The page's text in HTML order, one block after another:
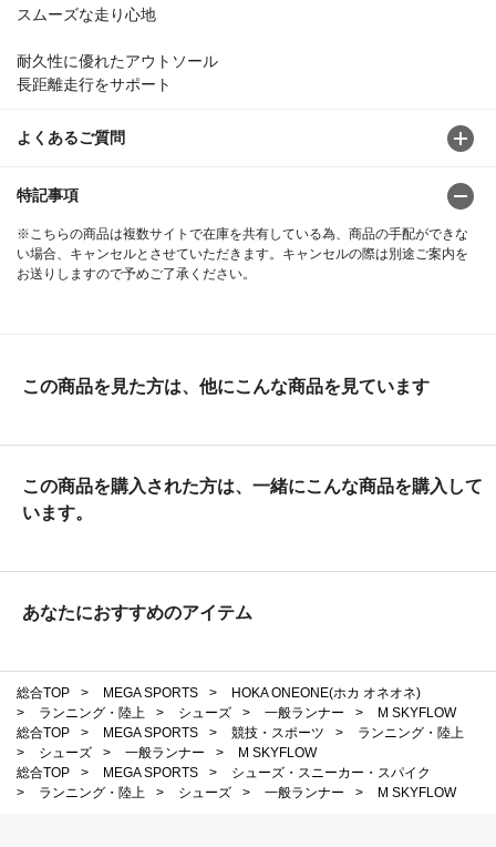
スムーズな走り心地
耐久性に優れたアウトソール
長距離走行をサポート
よくあるご質問
特記事項
※こちらの商品は複数サイトで在庫を共有している為、商品の手配ができな
い場合、キャンセルとさせていただきます。キャンセルの際は別途ご案内を
お送りしますので予めご了承ください。
この商品を見た方は、他にこんな商品を見ています
この商品を購入された方は、一緒にこんな商品を購入して
います。
あなたにおすすめのアイテム
総合TOP > MEGA SPORTS >
HOKA ONEONE(ホカ オネオネ)
>
ランニング・陸上 > シューズ > 一般ランナー >
M SKYFLOW
総合TOP
> MEGA SPORTS > 競技・スポーツ >
ランニング・陸上
>
シューズ > 一般ランナー >
M SKYFLOW
総合TOP
> MEGA SPORTS >
シューズ・スニーカー・スパイク
>
ランニング・陸上 > シューズ > 一般ランナー > M SKYFLOW